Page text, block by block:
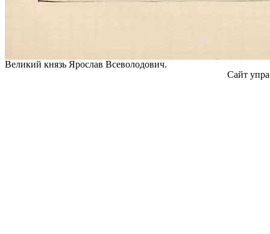
Великий князь Ярослав Всеволодович.
Сайт